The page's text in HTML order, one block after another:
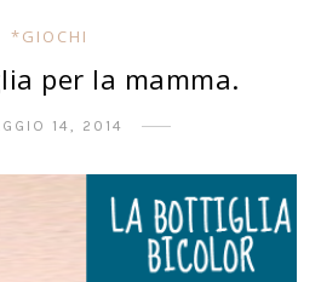
*GIOCHI
per la mamma.
14, 2014